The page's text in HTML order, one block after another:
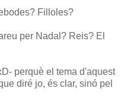
Filloles?
per Nadal? Reis? El
perquè el tema d'aquest
diré jo, és clar, sinó pel